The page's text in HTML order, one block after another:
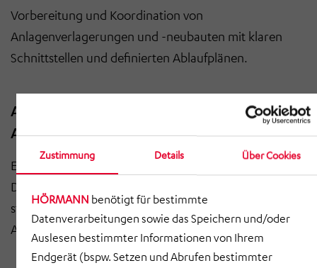
Zustimmung Details Über Cookies
HÖRMANN benötigt für bestimmte
Datenverarbeitungen sowie das Speichern und/oder
Auslesen bestimmter Informationen von Ihrem
Endgerät (bspw. Setzen und Abrufen bestimmter
Vorbereitung und Koordination von
Anlagenverlagerungen und -neubauten mit klaren
Schnittstellen und definierten Ablaufplänen.
Ausschreibung, technische Absprachen und
Angebotsprüfung
Erstellung von Ausschreibungsunterlagen,
Durchführung technischer Klärungen und
strukturierte Angebotsprüfung. Beschaffung und
Abwicklung von Neubestellungen.